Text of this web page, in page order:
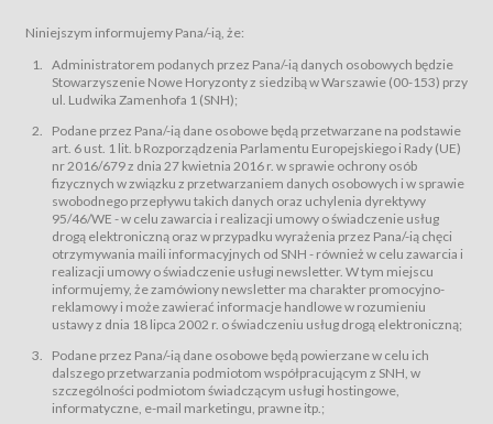
podmiotom z branży mediów i filmowej (Akredytacje);
Bilety – wybrane dokumenty potwierdzające zawarcie umowy z
Usługodawcą i uprawniające do wzięcia udziału w Wydarzeniu,
przewidziane przez Usługodawcę dla danego Wydarzenia, tj. uprawniające
do uczestnictwa w wielu albo w pojedynczych seansach filmowych,
Sklep – sklep internetowy prowadzony przez Usługodawcę w Serwisie;
Regulamin – niniejszy regulamin.
§ 2
Postanowienia ogólne
Regulamin określa zasady:
świadczenia Usługobiorcom Usług przez Usługodawcę, z
zastrzeżeniem usług, o których mowa w ust. 2 pkt. 4 i 5 poniżej, których
zasady świadczenia precyzują odrębne regulaminy,
przetwarzania przez Usługodawcę danych osobowych Usługobiorców
będących osobami fizycznymi.
świadczy Usługi drogą elektroniczną w rozumieniu ustawy z dnia 18 lipca
2002 r. o świadczeniu usług drogą elektroniczną (Dz.U. z 2002 r., Nr 144, poz.
1204, z późń. zm.). Usługi świadczone są nieodpłatnie.
usługę przeglądania i odczytywania przez Usługobiorców materiałów
zamieszczanych w Serwisie,
Niniejszym informujemy Pana/-ią, że:
Administratorem podanych przez Pana/-ią danych osobowych będzie
Stowarzyszenie Nowe Horyzonty z siedzibą w Warszawie (00-153) przy
ul. Ludwika Zamenhofa 1 (SNH);
Podane przez Pana/-ią dane osobowe będą przetwarzane na podstawie
art. 6 ust. 1 lit. b Rozporządzenia Parlamentu Europejskiego i Rady (UE)
nr 2016/679 z dnia 27 kwietnia 2016 r. w sprawie ochrony osób
fizycznych w związku z przetwarzaniem danych osobowych i w sprawie
swobodnego przepływu takich danych oraz uchylenia dyrektywy
95/46/WE - w celu zawarcia i realizacji umowy o świadczenie usług
drogą elektroniczną oraz w przypadku wyrażenia przez Pana/-ią chęci
otrzymywania maili informacyjnych od SNH - również w celu zawarcia i
realizacji umowy o świadczenie usługi newsletter. W tym miejscu
informujemy, że zamówiony newsletter ma charakter promocyjno-
reklamowy i może zawierać informacje handlowe w rozumieniu
ustawy z dnia 18 lipca 2002 r. o świadczeniu usług drogą elektroniczną;
Podane przez Pana/-ią dane osobowe będą powierzane w celu ich
dalszego przetwarzania podmiotom współpracującym z SNH, w
szczególności podmiotom świadczącym usługi hostingowe,
informatyczne, e-mail marketingu, prawne itp.;